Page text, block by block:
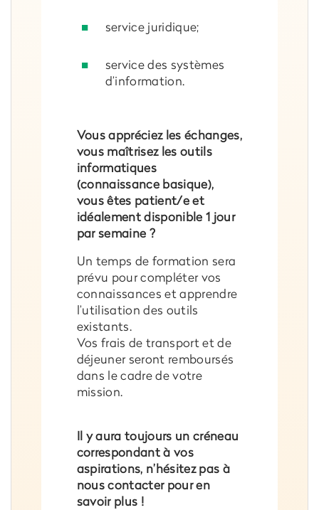
service juridique;
service des systèmes
d’information.
Vous appréciez les échanges,
vous maîtrisez les outils
informatiques
(connaissance basique),
vous êtes patient/e et
idéalement disponible 1 jour
par semaine ?
Un temps de formation sera
prévu pour compléter vos
connaissances et apprendre
l’utilisation des outils
existants.
Vos frais de transport et de
déjeuner seront remboursés
dans le cadre de votre
mission.
Il y aura toujours un créneau
correspondant à vos
aspirations, n’hésitez pas à
nous contacter pour en
savoir plus !